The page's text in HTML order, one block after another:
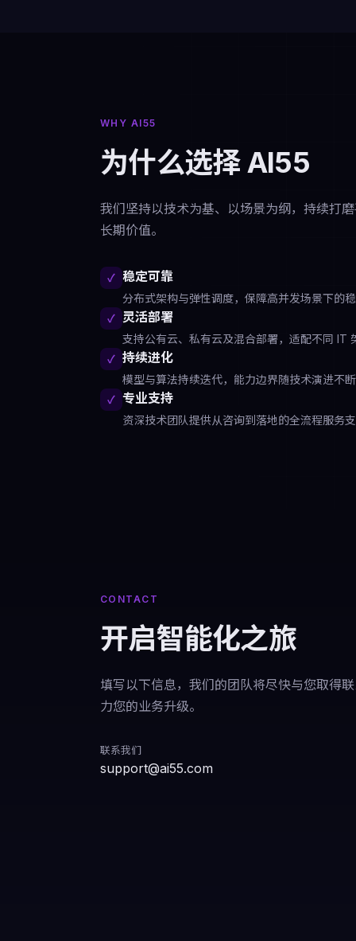
WHY AI55
为什么选择 AI55
我们坚持以技术为基、以场景为纲，持续打
长期价值。
✓ 稳定可靠
分布式架构与弹性调度，保障高并发场景下的
✓ 灵活部署
支持公有云、私有云及混合部署，适配不同 IT
✓ 持续进化
模型与算法持续迭代，能力边界随技术演进不
✓ 专业支持
资深技术团队提供从咨询到落地的全流程服务
CONTACT
开启智能化之旅
填写以下信息，我们的团队将尽快与您取得
力您的业务升级。
联系我们
support@ai55.com